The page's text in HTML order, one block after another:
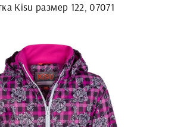
Kisu размер 122, 07071